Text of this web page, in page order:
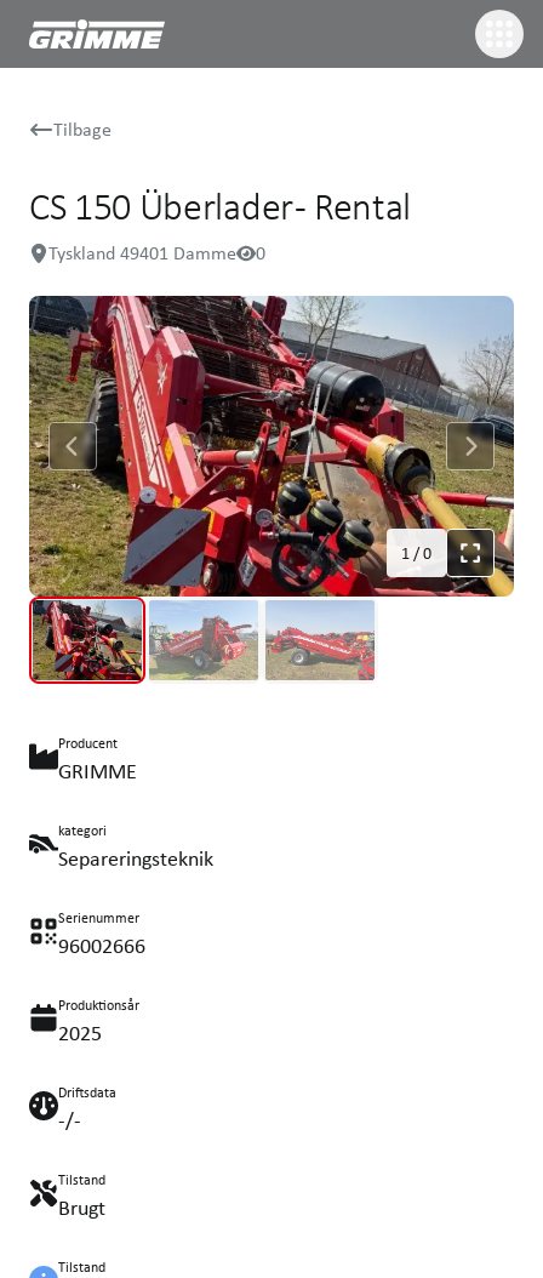
Tilbage
CS 150 Überlader - Rental
Tyskland 49401 Damme 0
1/0
Producent
GRIMME
kategori
Separeringsteknik
Serienummer
96002666
Produktionsår
2025
Driftsdata
-/-
Tilstand
Brugt
Tilstand